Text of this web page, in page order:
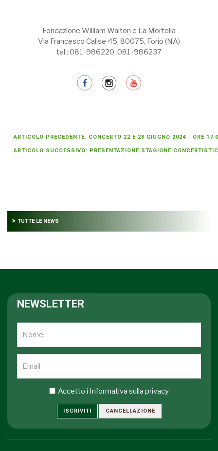
Fondazione William Walton e La Mortella
Via Francesco Calise 45, 80075, Forio (NA)
tel.: 081-986220, 081-986237
ARTICOLO PRECEDENTE: CONCERTO 22 E 23 GIUGNO 2024 - ORE
ARTICOLO SUCCESSIVO: PRESENTAZIONE STAGIONE
TUTTE LE NEWS
NEWSLETTER
Accetto i Informativa sulla privacy
ISCRIVITI CANCELLAZIONE